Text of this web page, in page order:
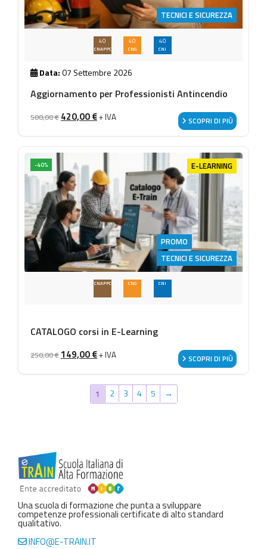
TECNICI E SICUREZZA
40
CNAPPC
40
CNG
40
CNI
Data:07 Settembre 2026
Aggiornamento per Professionisti Antincendio
500,00€ Il prezzo originale era: 500,00 €.
420,00€Il prezzo attuale è: 420,00 €.
+ IVA SCOPRI DI PIÙ
-40% E-LEARNING
PROMO
TECNICI E SICUREZZA
CNAPPC CNG CNI
CATALOGO corsi in E-Learning
250,00€ Il prezzo originale era: 250,00 €.
149,00€Il prezzo attuale è: 149,00 €.
+ IVA SCOPRI DI PIÙ
1 2 3 4 5 →
Una scuola di formazione che punta a sviluppare
competenze professionali certificate di alto standard
qualitativo.
INFO@E-TRAIN.IT